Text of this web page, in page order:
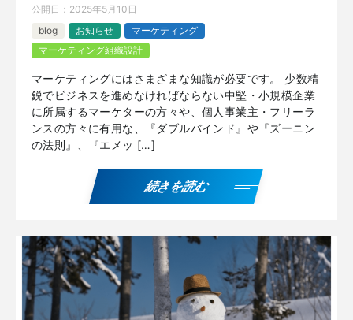
公開日： 2025年5月10日
blog
お知らせ
マーケティング
マーケティング組織設計
マーケティングにはさまざまな知識が必要です。 少数精
鋭でビジネスを進めなければならない中堅・小規模企業
に所属するマーケターの方々や、個人事業主・フリーラ
ンスの方々に有用な、『ダブルバインド』や『ズーニン
の法則』、『エメッ […]
続きを読む